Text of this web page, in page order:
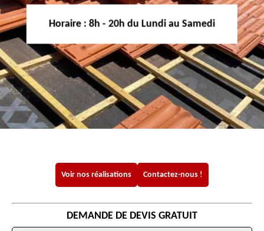
Horaire : 8h - 20h du Lundi au Samedi
Voir nos réalisations Contactez-nous !
DEMANDE DE DEVIS GRATUIT